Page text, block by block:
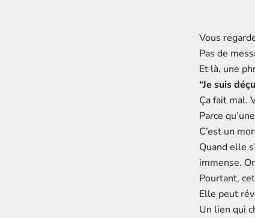
Vous
Pas de
Et là, une
“Je suis
Ça fait mal.
Parce
C’est un
Quand elle
immense.
Pourtant,
Elle peut
Un lien qui